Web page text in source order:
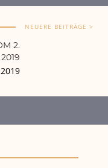
NEUERE BEITRÄGE >
2.